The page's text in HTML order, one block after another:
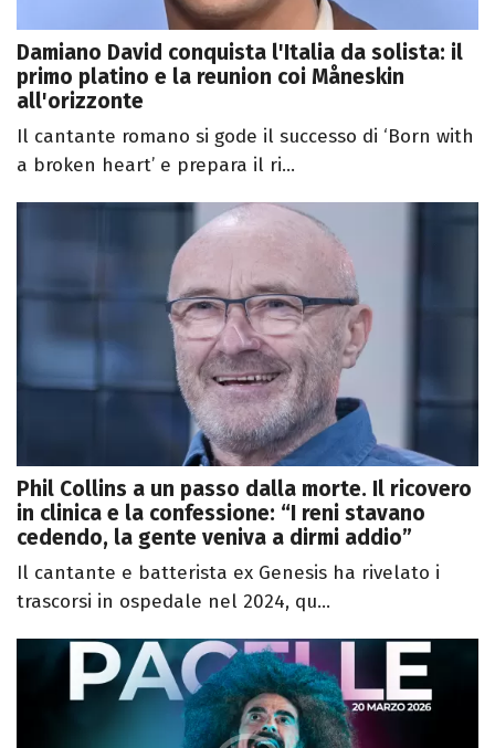
Damiano David conquista l'Italia da solista: il
primo platino e la reunion coi Måneskin
all'orizzonte
Il cantante romano si gode il successo di ‘Born with
a broken heart’ e prepara il ri...
Phil Collins a un passo dalla morte. Il ricovero
in clinica e la confessione: “I reni stavano
cedendo, la gente veniva a dirmi addio”
Il cantante e batterista ex Genesis ha rivelato i
trascorsi in ospedale nel 2024, qu...